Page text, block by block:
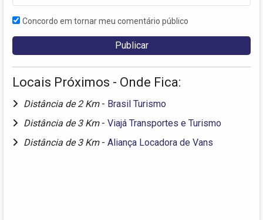
Concordo em tornar meu comentário público
Locais Próximos - Onde Fica:
Distância de 2 Km - Brasil Turismo
Distância de 3 Km - Viajá Transportes e Turismo
Distância de 3 Km - Aliança Locadora de Vans